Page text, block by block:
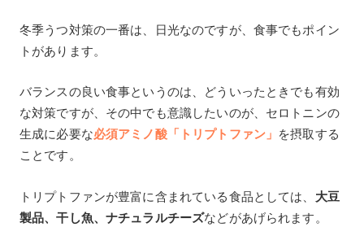
冬季うつ対策の一番は、日光なのですが、食事でもポイン
トがあります。
バランスの良い食事というのは、どういったときでも有効
な対策ですが、その中でも意識したいのが、セロトニンの
生成に必要な必須アミノ酸「トリプトファン」 を摂取する
ことです。
トリプトファンが豊富に含まれている食品としては、 大豆
製品、干し魚、ナチュラルチーズなどがあげられます。